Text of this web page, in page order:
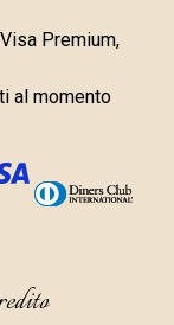
Premium,
al momento